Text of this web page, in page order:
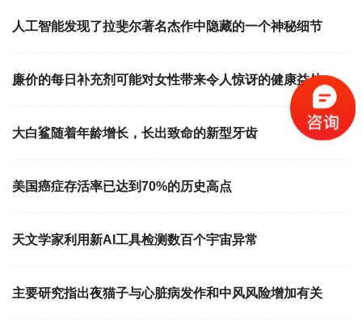
人工智能发现了拉斐尔著名杰作中隐藏的一个神秘细节
廉价的每日补充剂可能对女性带来令人惊讶的健康益处
大白鲨随着年龄增长，长出致命的新型牙齿
美国癌症存活率已达到70%的历史高点
天文学家利用新AI工具检测数百个宇宙异常
主要研究指出夜猫子与心脏病发作和中风风险增加有关